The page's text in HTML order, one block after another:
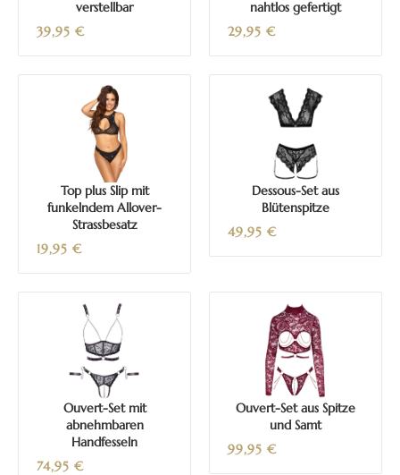
verstellbar
39,95 €
nahtlos gefertigt
29,95 €
Top plus Slip mit
funkelndem Allover-
Strassbesatz
19,95 €
Dessous-Set aus
Blütenspitze
49,95 €
Ouvert-Set mit
abnehmbaren
Handfesseln
74,95 €
Ouvert-Set aus Spitze
und Samt
99,95 €